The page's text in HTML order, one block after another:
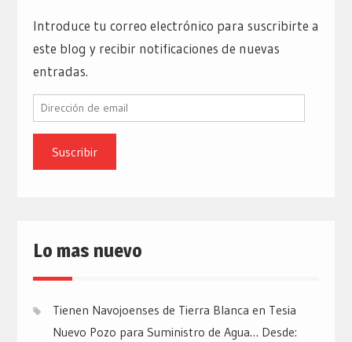
Introduce tu correo electrónico para suscribirte a
este blog y recibir notificaciones de nuevas
entradas.
Dirección
email
Lo mas nuevo
Tienen Navojoenses de Tierra Blanca en Tesia
Nuevo Pozo para Suministro de Agua… Desde: